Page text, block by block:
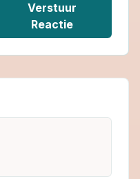
Verstuur
Reactie